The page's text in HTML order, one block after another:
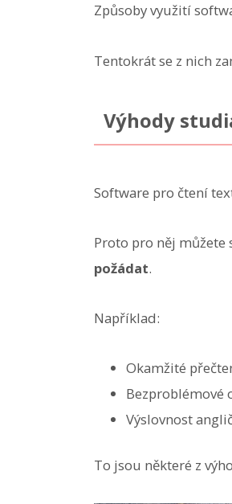
Způsoby využití
Tentokrát se z nich
Výhody
Software pro čtení
Proto pro něj můžete
požádat.
Například:
Okamžité
Bezproblémové
Výslovnost
To jsou některé z